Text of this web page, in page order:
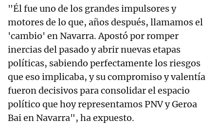
"Él fue uno de los grandes impulsores y
motores de lo que, años después, llamamos el
'cambio' en Navarra. Apostó por romper
inercias del pasado y abrir nuevas etapas
políticas, sabiendo perfectamente los riesgos
que eso implicaba, y su compromiso y valentía
fueron decisivos para consolidar el espacio
político que hoy representamos PNV y Geroa
Bai en Navarra", ha expuesto.